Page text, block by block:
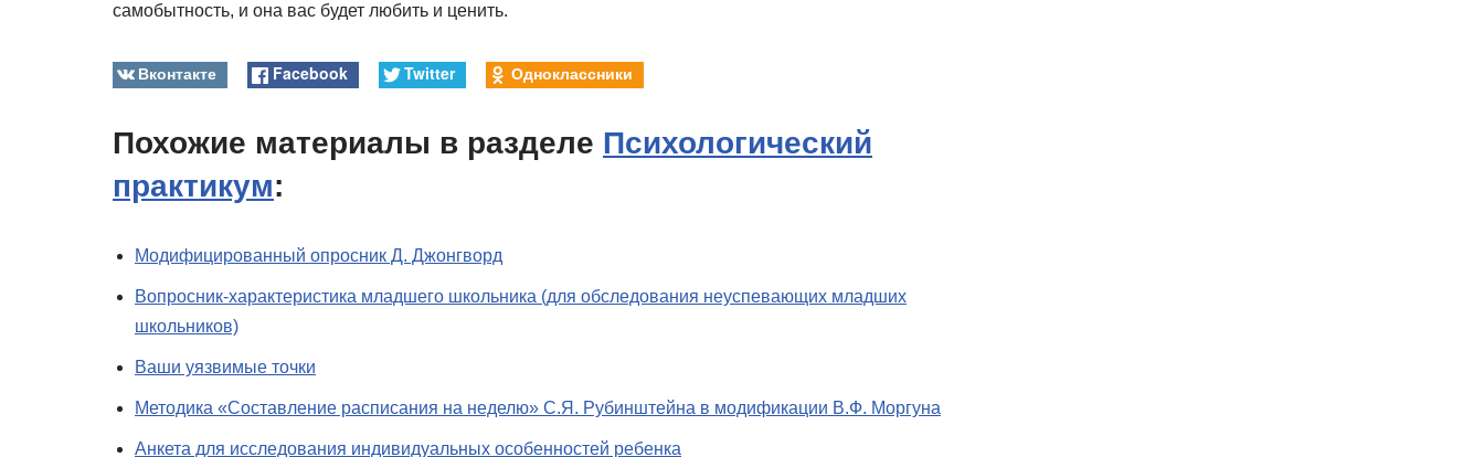
самобытность, и она вас будет любить и ценить.
Вконтакте Facebook Twitter Одноклассники
Похожие материалы в разделе Психологический
практикум:
Модифицированный опросник Д. Джонгворд
Вопросник-характеристика младшего школьника (для обследования неуспевающих младших
школьников)
Ваши уязвимые точки
Методика «Составление расписания на неделю» С.Я. Рубинштейна в модификации В.Ф. Моргуна
Анкета для исследования индивидуальных особенностей ребенка